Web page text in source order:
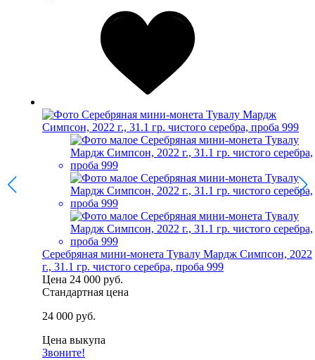
Серебряная мини-монета Тувалу Мардж Симпсон, 2022
г., 31.1 гр. чистого серебра, проба 999
Цена 24 000 руб.
Стандартная цена
24 000 руб.
Цена выкупа
Звоните!